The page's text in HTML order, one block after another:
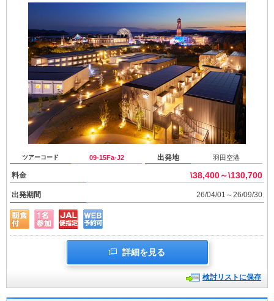
ツアーコード 09-15Fa-J2 出発地 羽田空港
料金 \38,400～\130,700
出発期間 26/04/01～26/09/30
詳細を見る
検討リストに保存